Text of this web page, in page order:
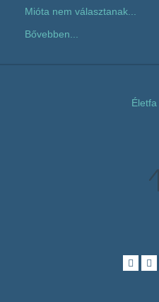
Mióta nem választanak...
Bővebben...
Életfa